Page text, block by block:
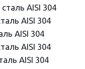
AISI 304
AISI 304
AISI 304
AISI 304
AISI 304